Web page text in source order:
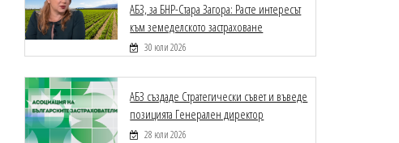
АБЗ, за БНР-Стара Загора: Расте интересът
към земеделското застраховане
30 юли 2026
АБЗ създаде Стратегически съвет и въведе
позицията Генерален директор
28 юли 2026